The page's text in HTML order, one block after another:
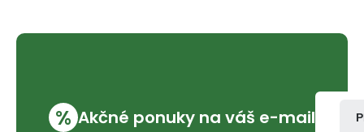
% Akčné ponuky na váš e-mail